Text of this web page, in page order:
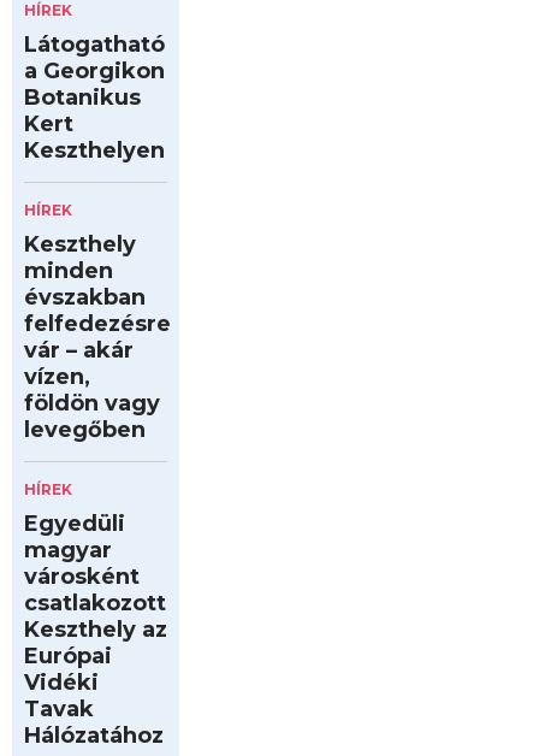
HÍREK
Látogatható
a Georgikon
Botanikus
Kert
Keszthelyen
HÍREK
Keszthely
minden
évszakban
felfedezésre
vár – akár
vízen,
földön vagy
levegőben
HÍREK
Egyedüli
magyar
városként
csatlakozott
Keszthely az
Európai
Vidéki
Tavak
Hálózatához